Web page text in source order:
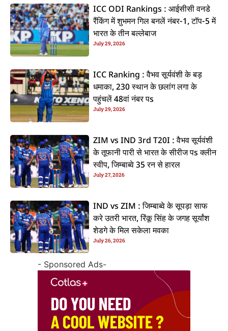
ICC ODI Rankings : आईसीसी वनडे
रैंकिंग में शुभमन गिल बनलें नंबर-1, टॉप-5 में
भारत के तीन बल्लेबाज
July 29, 2026
ICC Ranking : वैभव सूर्यवंशी के बड़
धमाका, 230 स्थान के छलांग लगा के
पहुंचलें 48वां नंबर पs
July 29, 2026
ZIM vs IND 3rd T20I : वैभव सूर्यवंशी
के तूफानी पारी से भारत के सीरीज पs क्लीन
स्वीप, जिम्बाब्वे 35 रन से हारल
July 27, 2026
IND vs ZIM : जिम्बाब्वे के सूपड़ा साफ
करे उतरी भारत, रिंकू सिंह के जगह सूर्यांश
शेडगे के मिल सकेला मवका
July 26, 2026
- Sponsored Ads-